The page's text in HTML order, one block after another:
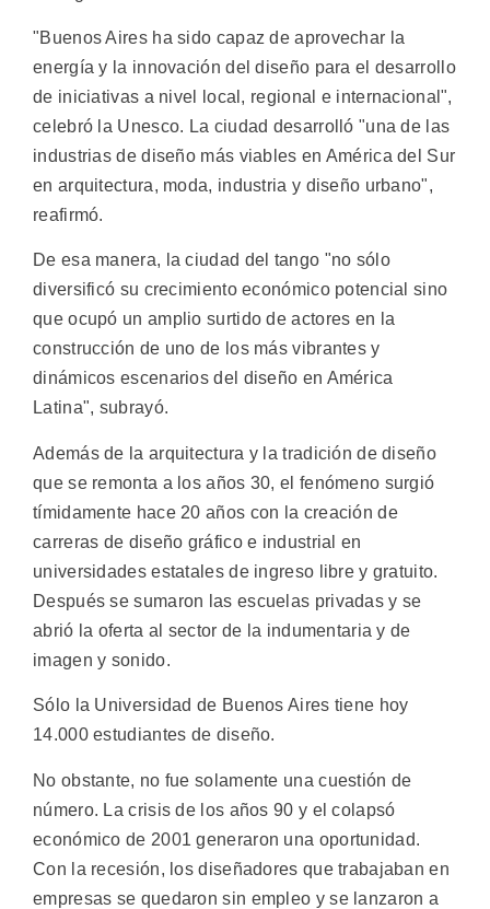
"Buenos Aires ha sido capaz de aprovechar la
energía y la innovación del diseño para el desarrollo
de iniciativas a nivel local, regional e internacional",
celebró la Unesco. La ciudad desarrolló "una de las
industrias de diseño más viables en América del Sur
en arquitectura, moda, industria y diseño urbano",
reafirmó.
De esa manera, la ciudad del tango "no sólo
diversificó su crecimiento económico potencial sino
que ocupó un amplio surtido de actores en la
construcción de uno de los más vibrantes y
dinámicos escenarios del diseño en América
Latina", subrayó.
Además de la arquitectura y la tradición de diseño
que se remonta a los años 30, el fenómeno surgió
tímidamente hace 20 años con la creación de
carreras de diseño gráfico e industrial en
universidades estatales de ingreso libre y gratuito.
Después se sumaron las escuelas privadas y se
abrió la oferta al sector de la indumentaria y de
imagen y sonido.
Sólo la Universidad de Buenos Aires tiene hoy
14.000 estudiantes de diseño.
No obstante, no fue solamente una cuestión de
número. La crisis de los años 90 y el colapsó
económico de 2001 generaron una oportunidad.
Con la recesión, los diseñadores que trabajaban en
empresas se quedaron sin empleo y se lanzaron a